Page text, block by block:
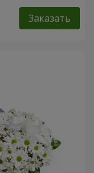
Заказать